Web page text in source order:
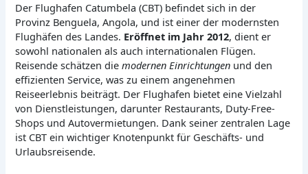
Der Flughafen Catumbela (CBT) befindet sich in der
Provinz Benguela, Angola, und ist einer der modernsten
Flughäfen des Landes. Eröffnet im Jahr 2012, dient er
sowohl nationalen als auch internationalen Flügen.
Reisende schätzen diemodernen Einrichtungen und den
effizienten Service, was zu einem angenehmen
Reiseerlebnis beiträgt. Der Flughafen bietet eine Vielzahl
von Dienstleistungen, darunter Restaurants, Duty-Free-
Shops und Autovermietungen. Dank seiner zentralen Lage
ist CBT ein wichtiger Knotenpunkt für Geschäfts- und
Urlaubsreisende.